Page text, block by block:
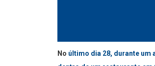
No último dia 28, durante um